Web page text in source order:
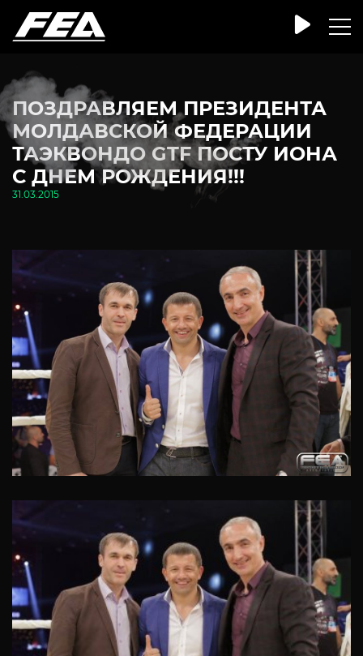
ПОЗДРАВЛЯЕМ ПРЕЗИДЕНТА
МОЛДАВСКОЙ ФЕДЕРАЦИИ
ТАЭКВОНДО GTF ПОСТУ ИОНА
С ДНЕМ РОЖДЕНИЯ!!!
31.03.2015